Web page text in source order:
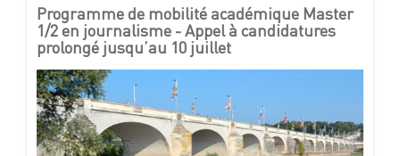
Programme de mobilité académique Master
1/2 en journalisme - Appel à candidatures
prolongé jusqu’au 10 juillet